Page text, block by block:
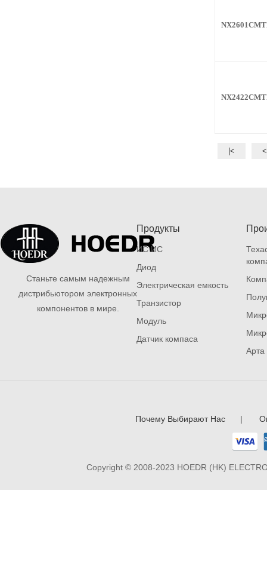
|<
Станьте самым надежным
дистрибьютором электронных
компонентов в мире.
Продукты
ИС ИС
Диод
Электрическая емкость
Транзистор
Модуль
Датчик компаса
Арта
Почему Выбирают Нас
Copyright © 2008-2023 HOEDR (HK)